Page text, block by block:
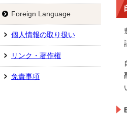
Foreign Language
個人情報の取り扱い
リンク・著作権
免責事項